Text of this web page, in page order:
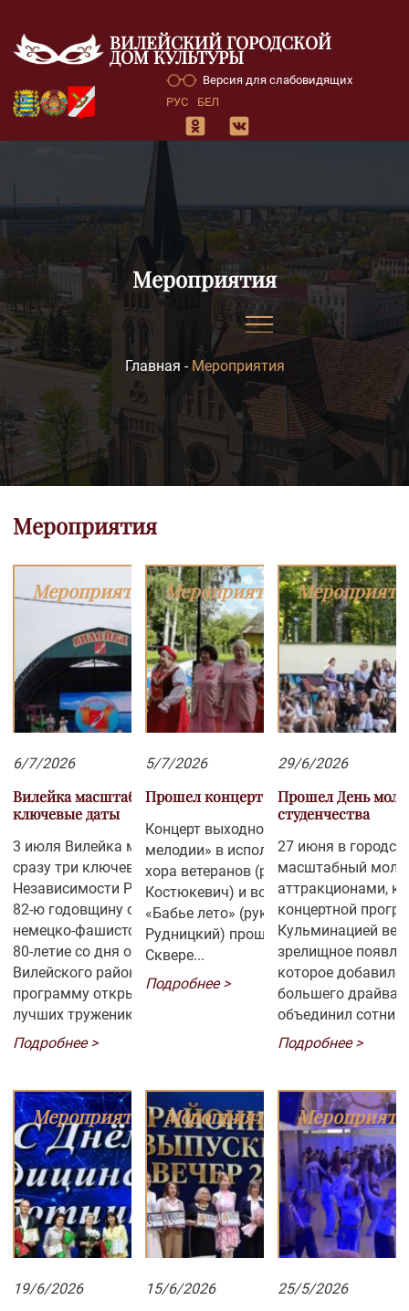
ВИЛЕЙСКИЙ ГОРОДСКОЙ
ДОМ КУЛЬТУРЫ
Версия для слабовидящих
РУС
БЕЛ
Мероприятия
Главная - Мероприятия
Мероприятия
Мероприятия
6/7/2026
Вилейка масштабно отметила три
ключевые даты
3 июля Вилейка масштабно отметила
сразу три ключевые даты: День
Независимости Республики Беларусь,
82-ю годовщину освобождения от
немецко-фашистских захватчиков и
80-летие со дня образования
Вилейского района.Праздничную
программу открыло чествование
лучших тружеников края, которым
председатель райисполкома А.Н.
Завацкий вручил заслуженные
региона. Торжественное мероприятие
украсил парад зонтиков и
продолжилось мероприятие яркой
концертной программой «Край
Вилейский родной, ты навеки со
мной». В...
Подробнее >
Мероприятия
5/7/2026
Прошел концерт выходного дня
Концерт выходного дня «Любимые
мелодии» в исполнении народного
хора ветеранов (руководитель Юрий
Костюкевич) и вокальной группы
«Бабье лето» (руководитель Сергей
Рудницкий) прошёл в воскресенье в
Сквере...
Подробнее >
29/6/2026
Прошел День
студенчества
27 июня в
масштабный
аттракционами,
концертной
Кульминацией
зрелищное
которое
большего драйва!
объединил сотни
подарив всем
провести время в
эмоциями,
незабываемой
свободы! Фото и
редакцией «Шлях
Подробнее >
Мероприятия
19/6/2026
Мероприятия
15/6/2026 25/5/2026